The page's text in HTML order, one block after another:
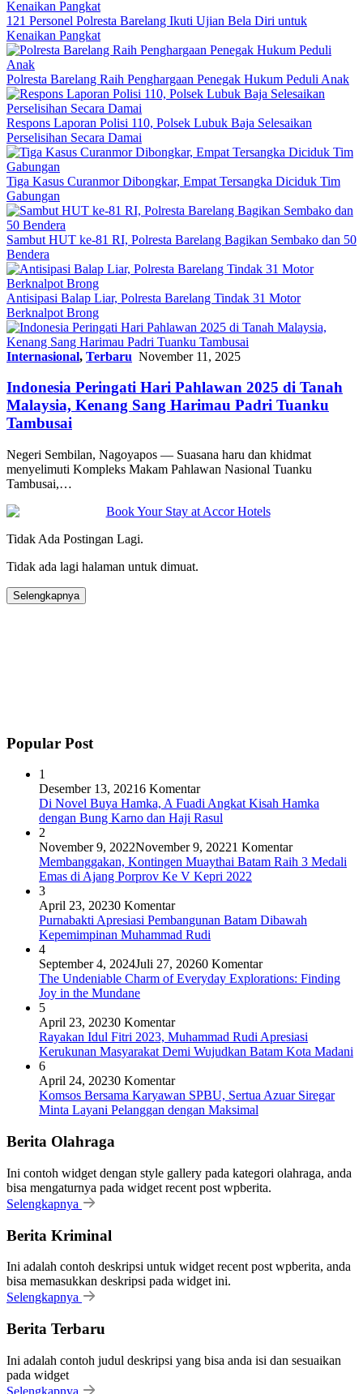
121 Personel Polresta Barelang Ikuti Ujian Bela Diri untuk
Kenaikan Pangkat
Polresta Barelang Raih Penghargaan Penegak Hukum Peduli Anak
Respons Laporan Polisi 110, Polsek Lubuk Baja Selesaikan
Perselisihan Secara Damai
Tiga Kasus Curanmor Dibongkar, Empat Tersangka Diciduk Tim
Gabungan
Sambut HUT ke-81 RI, Polresta Barelang Bagikan Sembako dan 50
Bendera
Antisipasi Balap Liar, Polresta Barelang Tindak 31 Motor
Berknalpot Brong
Internasional, Terbaru November 11, 2025
Indonesia Peringati Hari Pahlawan 2025 di Tanah
Malaysia, Kenang Sang Harimau Padri Tuanku
Tambusai
Negeri Sembilan, Nagoyapos — Suasana haru dan khidmat
menyelimuti Kompleks Makam Pahlawan Nasional Tuanku
Tambusai,…
Tidak Ada Postingan Lagi.
Tidak ada lagi halaman untuk dimuat.
Selengkapnya
Popular Post
1
Desember 13, 20216 Komentar
Di Novel Buya Hamka, A Fuadi Angkat Kisah Hamka
dengan Bung Karno dan Haji Rasul
2
November 9, 2022November 9, 20221 Komentar
Membanggakan, Kontingen Muaythai Batam Raih 3 Medali
Emas di Ajang Porprov Ke V Kepri 2022
3
April 23, 20230 Komentar
Purnabakti Apresiasi Pembangunan Batam Dibawah
Kepemimpinan Muhammad Rudi
4
September 4, 2024Juli 27, 20260 Komentar
The Undeniable Charm of Everyday Explorations: Finding
Joy in the Mundane
5
April 23, 20230 Komentar
Rayakan Idul Fitri 2023, Muhammad Rudi Apresiasi
Kerukunan Masyarakat Demi Wujudkan Batam Kota Madani
6
April 24, 20230 Komentar
Komsos Bersama Karyawan SPBU, Sertua Azuar Siregar
Minta Layani Pelanggan dengan Maksimal
Berita Olahraga
Ini contoh widget dengan style gallery pada kategori olahraga, anda
bisa mengaturnya pada widget recent post wpberita.
Selengkapnya
Berita Kriminal
Ini adalah contoh deskripsi untuk widget recent post wpberita, anda
bisa memasukkan deskripsi pada widget ini.
Selengkapnya
Berita Terbaru
Ini adalah contoh judul deskripsi yang bisa anda isi dan sesuaikan
pada widget
Selengkapnya